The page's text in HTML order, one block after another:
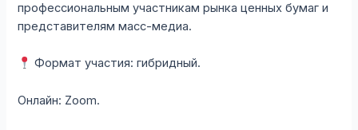
профессиональным участникам рынка ценных бумаг и
представителям масс-медиа.
Формат участия: гибридный.
Онлайн: Zoom.